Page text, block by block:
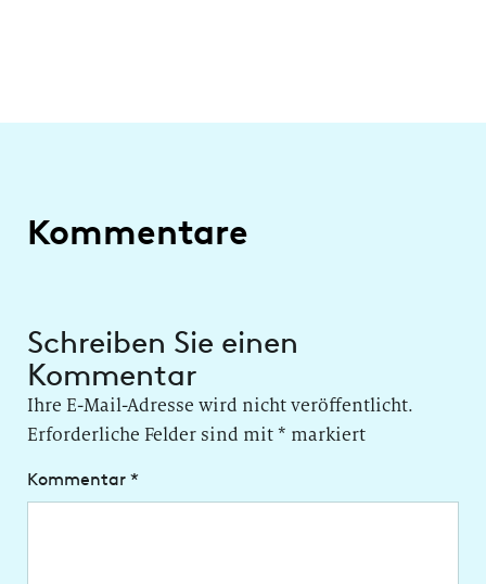
Kommentare
Schreiben Sie einen
Kommentar
Ihre E-Mail-Adresse wird nicht veröffentlicht.
Erforderliche Felder sind mit* markiert
Kommentar *